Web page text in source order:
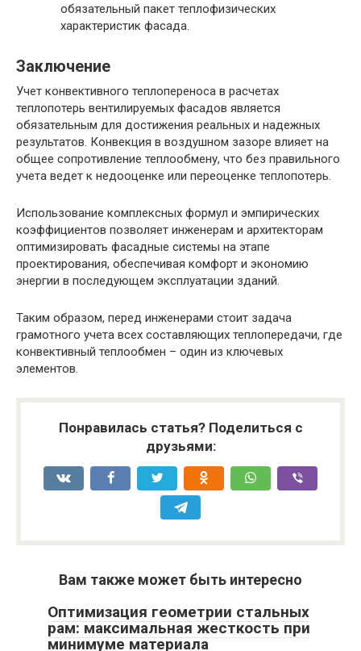
обязательный пакет теплофизических
характеристик фасада.
Заключение
Учет конвективного теплопереноса в расчетах
теплопотерь вентилируемых фасадов является
обязательным для достижения реальных и надежных
результатов. Конвекция в воздушном зазоре влияет на
общее сопротивление теплообмену, что без правильного
учета ведет к недооценке или переоценке теплопотерь.
Использование комплексных формул и эмпирических
коэффициентов позволяет инженерам и архитекторам
оптимизировать фасадные системы на этапе
проектирования, обеспечивая комфорт и экономию
энергии в последующем эксплуатации зданий.
Таким образом, перед инженерами стоит задача
грамотного учета всех составляющих теплопередачи, где
конвективный теплообмен – один из ключевых
элементов.
Понравилась статья? Поделиться с
друзьями:
Вам также может быть интересно
Оптимизация геометрии стальных
рам: максимальная жесткость при
минимуме материала